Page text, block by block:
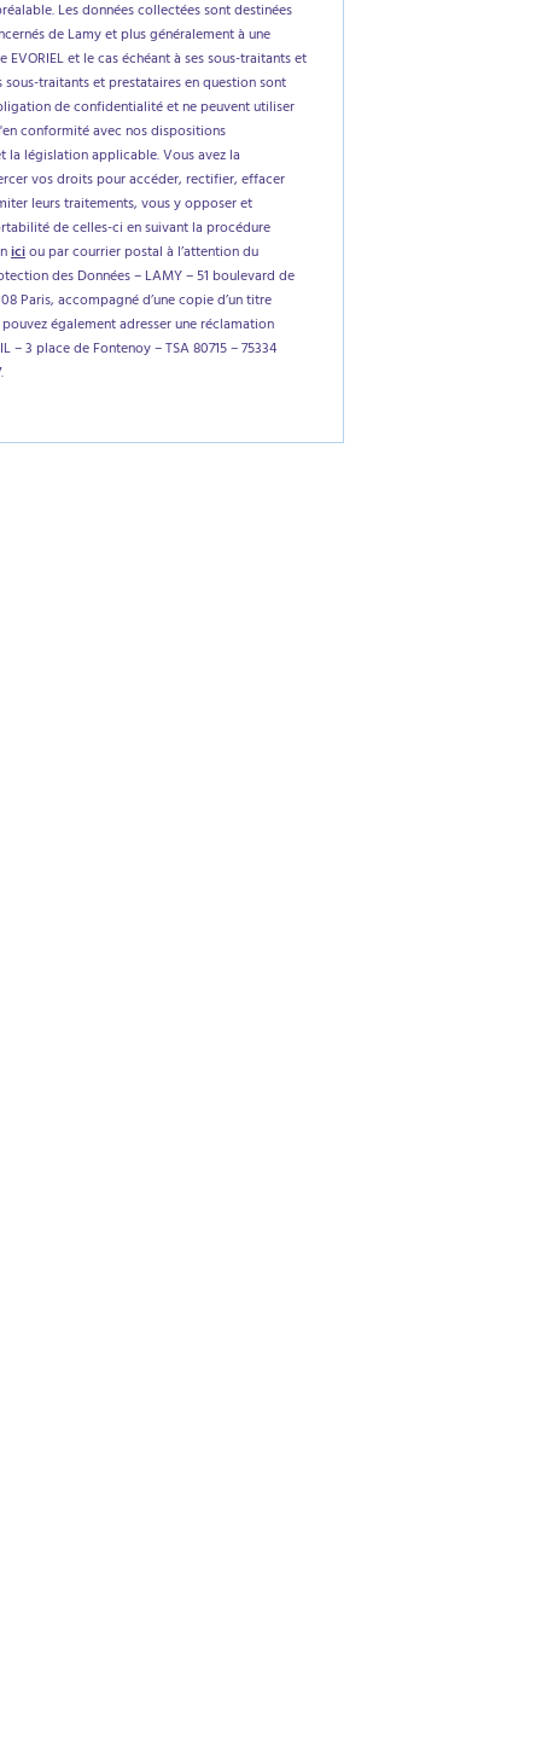
Les données collectées sont destinées
de Lamy et plus généralement à une
EVORIEL et le cas échéant à ses sous-traitants et
sous-traitants et prestataires en question sont
de confidentialité et ne peuvent utiliser
conformité avec nos dispositions
la législation applicable. Vous avez la
vos droits pour accéder, rectifier, effacer
leurs traitements, vous y opposer et
de celles-ci en suivant la procédure
iciou par courrier postal à l’attention du
des Données – LAMY – 51 boulevard de
Paris, accompagné d’une copie d’un titre
également adresser une réclamation
– 3 place de Fontenoy – TSA 80715 – 75334